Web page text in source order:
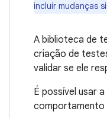
incluir mudanças
A biblioteca de
criação de
validar se ele
É possível usar
comportamento